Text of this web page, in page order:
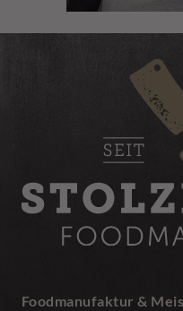
Foodmanufaktur &